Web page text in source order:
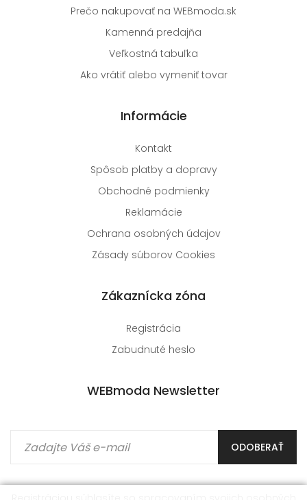
Prečo nakupovať na WEBmoda.sk
Kamenná predajňa
Veľkostná tabuľka
Ako vrátiť alebo vymeniť tovar
Informácie
Kontakt
Spôsob platby a dopravy
Obchodné podmienky
Reklamácie
Ochrana osobných údajov
Zásady súborov Cookies
Zákaznícka zóna
Registrácia
Zabudnuté heslo
WEBmoda Newsletter
ODOBERAŤ